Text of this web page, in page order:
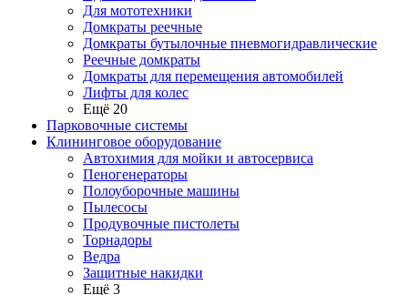
Для мототехники
Домкраты реечные
Домкраты бутылочные пневмогидравлические
Реечные домкраты
Домкраты для перемещения автомобилей
Лифты для колес
Ещё 20
Парковочные системы
Клининговое оборудование
Автохимия для мойки и автосервиса
Пеногенераторы
Полоуборочные машины
Пылесосы
Продувочные пистолеты
Торнадоры
Ведра
Защитные накидки
Ещё 3